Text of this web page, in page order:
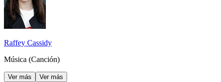
Raffey Cassidy
Música (Canción)
Ver más Ver más